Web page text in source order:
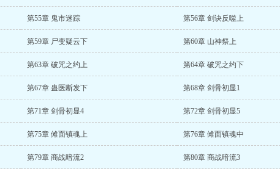
第55章 鬼市迷踪 第56章 剑诀反噬上
第59章 尸变疑云下 第60章 山神祭上
第63章 破咒之约上 第64章 破咒之约下
第67章 蛊医断发下 第68章 剑骨初显1
第71章 剑骨初显4 第72章 剑骨初显5
第75章 傩面镇魂上 第76章 傩面镇魂中
第79章 商战暗流2 第80章 商战暗流3